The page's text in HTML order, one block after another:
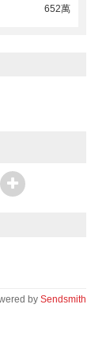
652萬
by Sendsmith